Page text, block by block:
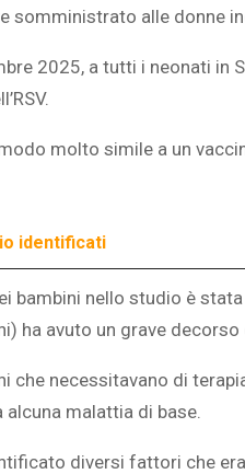
somministrato alle donne
2025, a tutti i neonati in
molto simile a un
identificati
bambini nello studio è
ha avuto un grave decorso
che necessitavano di
malattia di base.
diversi fattori che